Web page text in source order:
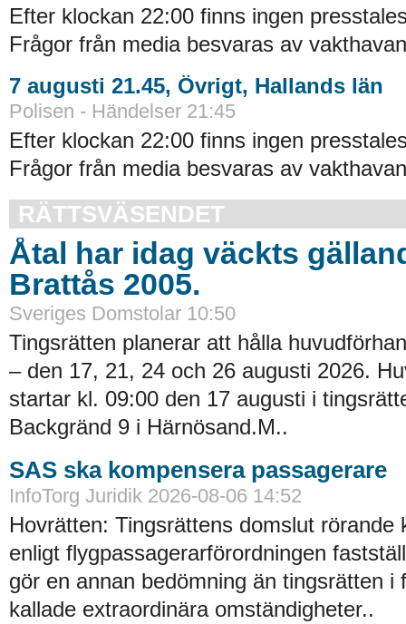
Efter klockan 22:00 finns ingen
Frågor från media besvaras av
7 augusti 21.45, Övrigt, Hallands län
Polisen - Händelser 21:45
Efter klockan 22:00 finns ingen
Frågor från media besvaras av
RÄTTSVÄSENDET
Åtal har idag väckts
Brattås 2005.
Sveriges Domstolar 10:50
Tingsrätten planerar att hålla
– den 17, 21, 24 och 26 augusti 2026.
startar kl. 09:00 den 17 augusti i
Backgränd 9 i Härnösand.M..
SAS ska kompensera passagerare
InfoTorg Juridik 2026-08-06 14:52
Hovrätten: Tingsrättens domslut rörande
enligt flygpassagerarförordningen
gör en annan bedömning än tingsrätten i
kallade extraordinära omständigheter..